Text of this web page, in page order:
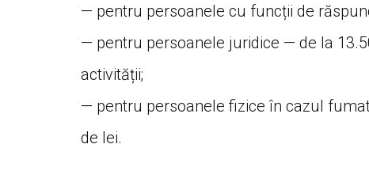
— pentru persoanele cu funcții de
— pentru persoanele juridice — de la
activității;
— pentru persoanele fizice în cazul
de lei.